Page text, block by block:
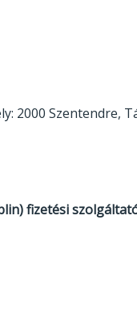
2000 Szentendre,
fizetési